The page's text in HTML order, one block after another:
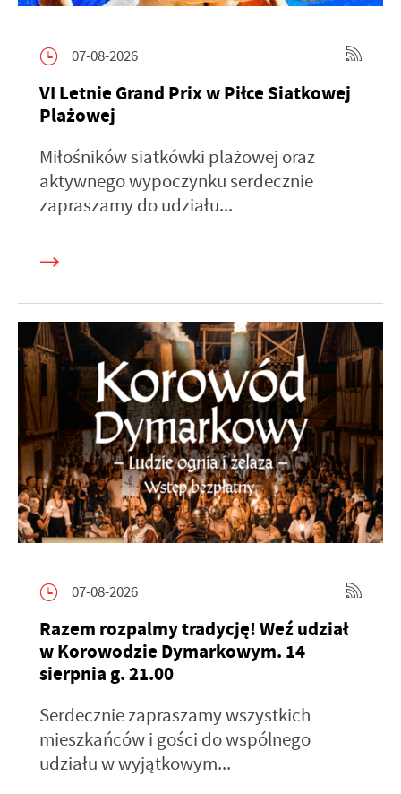
07-08-2026
VI Letnie Grand Prix w Piłce Siatkowej
Plażowej
Miłośników siatkówki plażowej oraz
aktywnego wypoczynku serdecznie
zapraszamy do udziału...
07-08-2026
Razem rozpalmy tradycję! Weź udział
w Korowodzie Dymarkowym. 14
sierpnia g. 21.00
Serdecznie zapraszamy wszystkich
mieszkańców i gości do wspólnego
udziału w wyjątkowym...